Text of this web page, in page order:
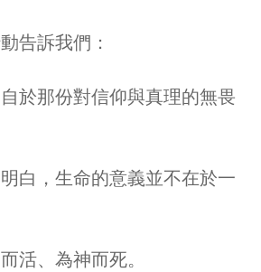
告訴我們：
於那份對信仰與真理的無畏
白，生命的意義並不在於一
活、為神而死。